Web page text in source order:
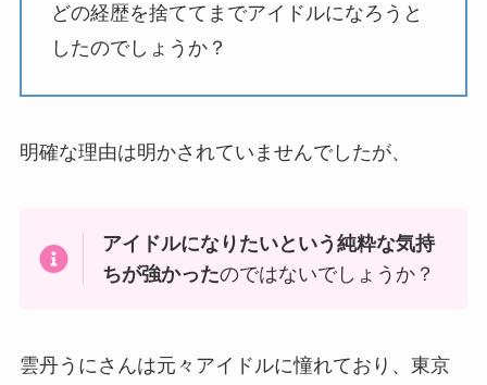
どの経歴を捨ててまでアイドルになろうと
したのでしょうか？
明確な理由は明かされていませんでしたが、
アイドルになりたいという純粋な気持
ちが強かったのではないでしょうか？
雲丹うにさんは元々アイドルに憧れており、東京